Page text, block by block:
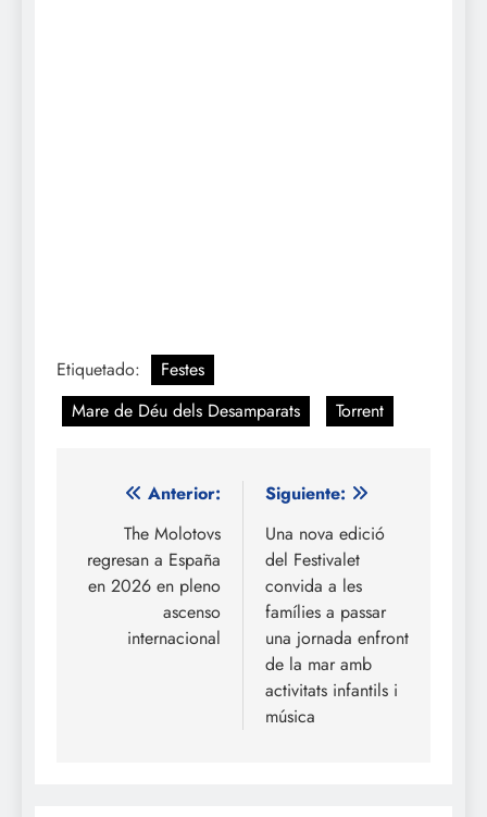
Etiquetado:
Festes
Mare de Déu dels Desamparats
Torrent
Navegación
entradas
Anterior:
The Molotovs
regresan a España
en 2026 en pleno
ascenso
internacional
Siguiente:
Una nova edició
del Festivalet
convida a les
famílies a passar
una jornada enfront
de la mar amb
activitats infantils i
música